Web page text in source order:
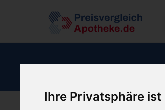
Ihre Privatsphäre